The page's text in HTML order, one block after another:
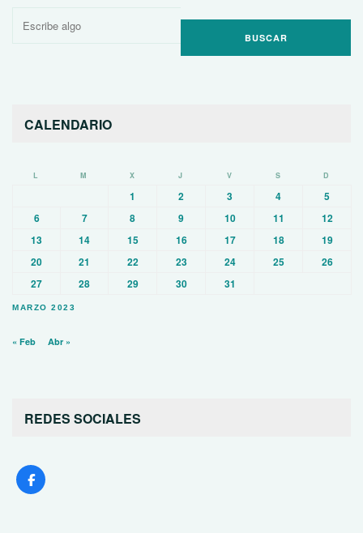
Buscar
CALENDARIO
MARZO 2023
L M X J V S D
1 2 3 4
5
6
7 8 9 10 11
12
13
14 15 16 17 18
19
20
21 22 23 24 25
26
27
28 29 30 31
« Feb Abr »
REDES SOCIALES